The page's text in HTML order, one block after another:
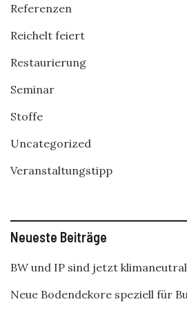
Referenzen
Reichelt feiert
Restaurierung
Seminar
Stoffe
Uncategorized
Veranstaltungstipp
Neueste Beiträge
BW und IP sind jetzt klimaneutral
Neue Bodendekore speziell für